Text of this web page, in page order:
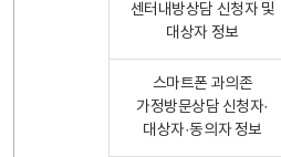
센터내방상담 신청자 및
대상자 정보
스마트폰 과의존
가정방문상담 신청자·
대상자·동의자 정보